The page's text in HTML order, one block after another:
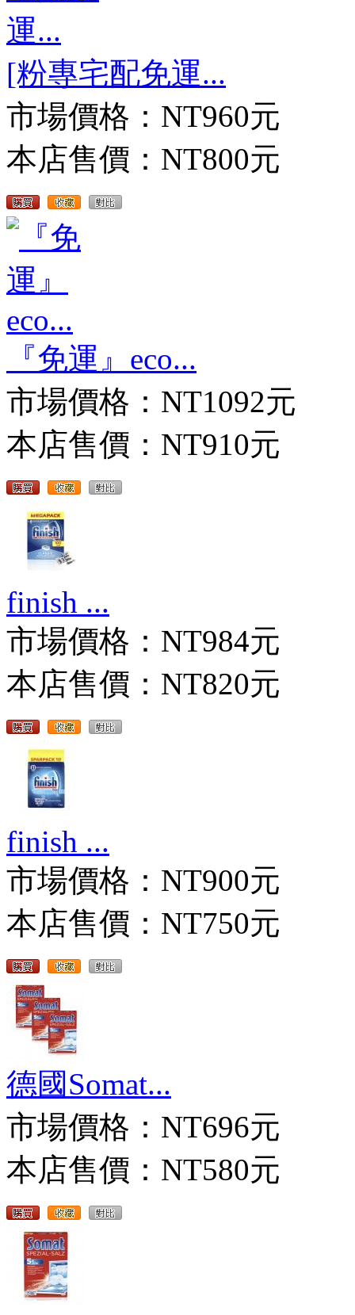
[粉專宅配免運...
市場價格： NT960元
本店售價： NT800元
『免運』eco...
市場價格： NT1092元
本店售價： NT910元
finish ...
市場價格： NT984元
本店售價： NT820元
finish ...
市場價格： NT900元
本店售價： NT750元
德國Somat...
市場價格： NT696元
本店售價： NT580元